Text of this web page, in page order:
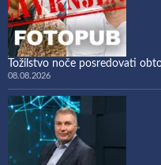
Tožilstvo noče posredovati
08.08.2026